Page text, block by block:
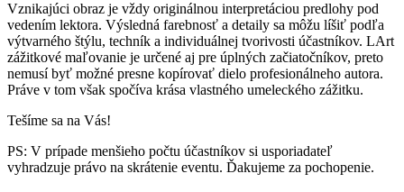
Vznikajúci obraz je vždy originálnou interpretáciou predlohy pod
vedením lektora. Výsledná farebnosť a detaily sa môžu líšiť podľa
výtvarného štýlu, techník a individuálnej tvorivosti účastníkov. LArt
zážitkové maľovanie je určené aj pre úplných začiatočníkov, preto
nemusí byť možné presne kopírovať dielo profesionálneho autora.
Práve v tom však spočíva krása vlastného umeleckého zážitku.
Tešíme sa na Vás!
PS: V prípade menšieho počtu účastníkov si usporiadateľ
vyhradzuje právo na skrátenie eventu. Ďakujeme za pochopenie.